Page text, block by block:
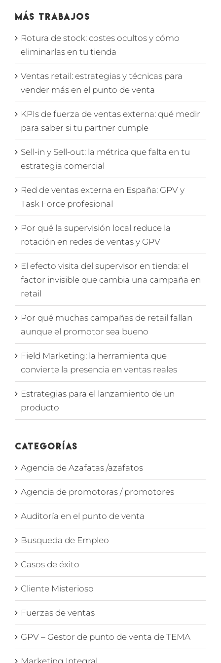
Más Trabajos
Rotura de stock: costes ocultos y cómo
eliminarlas en tu tienda
Ventas retail: estrategias y técnicas para
vender más en el punto de venta
KPIs de fuerza de ventas externa: qué medir
para saber si tu partner cumple
Sell-in y Sell-out: la métrica que falta en tu
estrategia comercial
Red de ventas externa en España: GPV y
Task Force profesional
Por qué la supervisión local reduce la
rotación en redes de ventas y GPV
El efecto visita del supervisor en tienda: el
factor invisible que cambia una campaña en
retail
Por qué muchas campañas de retail fallan
aunque el promotor sea bueno
Field Marketing: la herramienta que
convierte la presencia en ventas reales
Estrategias para el lanzamiento de un
producto
Categorías
Agencia de Azafatas /azafatos
Agencia de promotoras / promotores
Auditoría en el punto de venta
Busqueda de Empleo
Casos de éxito
Cliente Misterioso
Fuerzas de ventas
GPV – Gestor de punto de venta de TEMA